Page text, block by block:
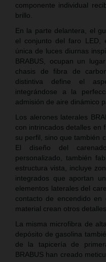
componente individual
brillo.
En la parte delantera, el
el conjunto del faro LED,
única de luces diurnas
BRABUS, ocupan un
chasis de fibra de
distintiva define el
integrándose a la
admisión de aire dinámico
Los alerones laterales
con intrincados detalles en
su perfil, sino que también
El diseño del
personalizado, también
estructura vista, incluye
integrados que aportan
elementos laterales del
contacto de encendido
material crean otros
La misma microfibra de
depósito de gasolina
de la tapicería de
BRABUS han creado